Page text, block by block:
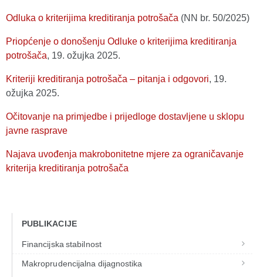
Odluka o kriterijima kreditiranja potrošača (NN br. 50/2025)
Priopćenje o donošenju Odluke o kriterijima kreditiranja
potrošača, 19. ožujka 2025.
Kriteriji kreditiranja potrošača – pitanja i odgovori, 19.
ožujka 2025.
Očitovanje na primjedbe i prijedloge dostavljene u sklopu
javne rasprave
Najava uvođenja makrobonitetne mjere za ograničavanje
kriterija kreditiranja potrošača
PUBLIKACIJE
Financijska stabilnost
Makroprudencijalna dijagnostika